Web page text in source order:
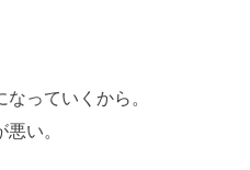
っていくから。
い。